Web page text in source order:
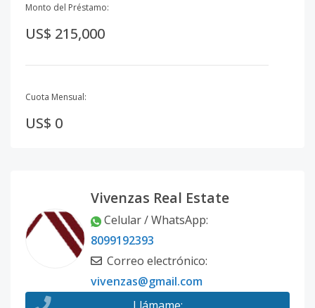
Monto del Préstamo:
US$ 215,000
Cuota Mensual:
US$ 0
Vivenzas Real Estate
Celular / WhatsApp:
8099192393
Correo electrónico:
vivenzas@gmail.com